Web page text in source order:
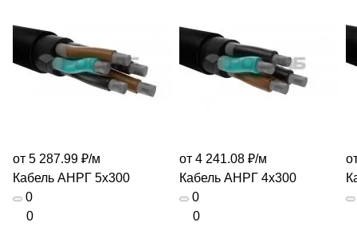
от 5 287.99 ₽/м
Кабель АНРГ 5х300
0
0
от 4 241.08 ₽/м
Кабель АНРГ 4х300
0
0